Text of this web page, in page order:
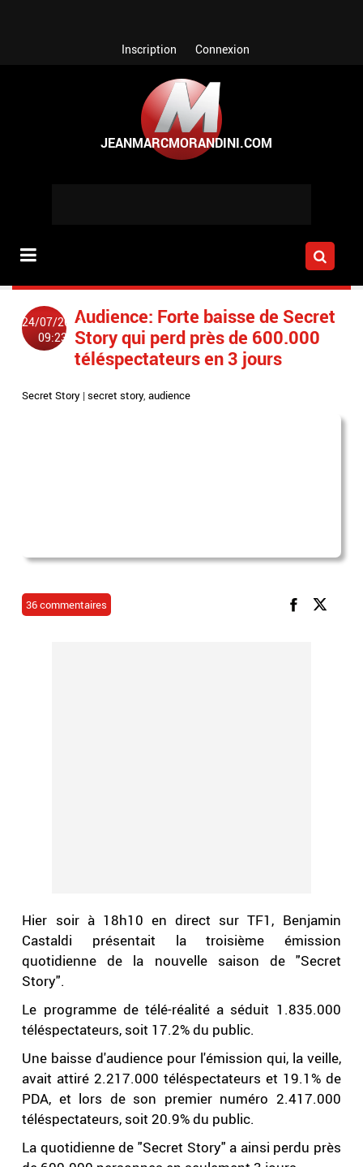
Inscription Connexion
24/07/2014
09:23
Audience: Forte baisse de Secret
Story qui perd près de 600.000
téléspectateurs en 3 jours
Secret Story |secret story,audience
36 commentaires
Hier soir à 18h10 en direct sur TF1, Benjamin
Castaldi présentait la troisième émission
quotidienne de la nouvelle saison de "Secret
Story".
Le programme de télé-réalité a séduit 1.835.000
téléspectateurs, soit 17.2% du public.
Une baisse d'audience pour l'émission qui, la veille,
avait attiré 2.217.000 téléspectateurs et 19.1% de
PDA, et lors de son premier numéro 2.417.000
téléspectateurs, soit 20.9% du public.
La quotidienne de "Secret Story" a ainsi perdu près